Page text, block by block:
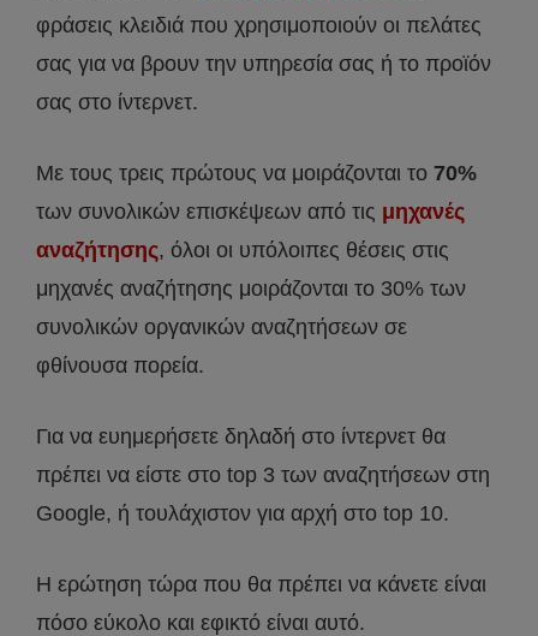
φράσεις κλειδιά που χρησιμοποιούν οι πελάτες
σας για να βρουν την υπηρεσία σας ή το προϊόν
σας στο ίντερνετ.
Με τους τρεις πρώτους να μοιράζονται το 70%
των συνολικών επισκέψεων από τις μηχανές
αναζήτησης, όλοι οι υπόλοιπες θέσεις στις
μηχανές αναζήτησης μοιράζονται το 30% των
συνολικών οργανικών αναζητήσεων σε
φθίνουσα πορεία.
Για να ευημερήσετε δηλαδή στο ίντερνετ θα
πρέπει να είστε στο top 3 των αναζητήσεων στη
Google, ή τουλάχιστον για αρχή στο top 10.
Η ερώτηση τώρα που θα πρέπει να κάνετε είναι
πόσο εύκολο και εφικτό είναι αυτό.